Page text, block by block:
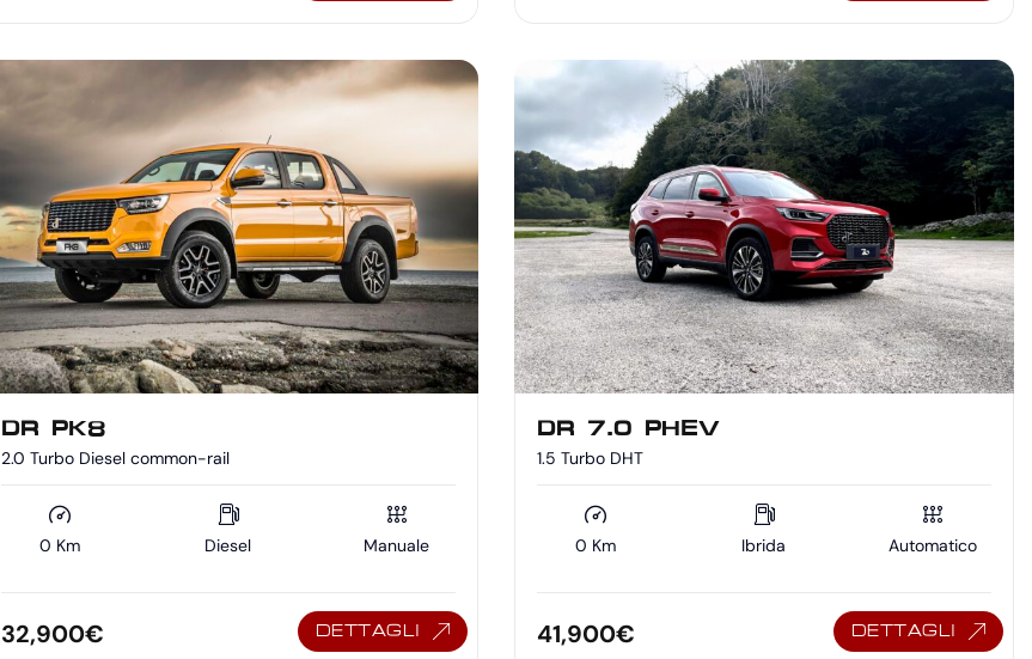
DR PK8
2.0 Turbo Diesel common-rail
0 Km Diesel Manuale
32,900€ DETTAGLI
DR 7.0 PHEV
1.5 Turbo DHT
0 Km Ibrida Automatico
41,900€ DETTAGLI